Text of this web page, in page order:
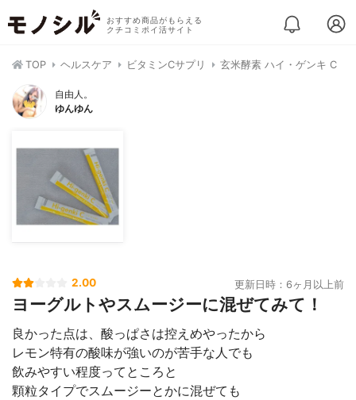
おすすめ商品がもらえる
クチコミポイ活サイト
TOP ヘルスケア ビタミンCサプリ 玄米酵素 ハイ・ゲンキ C
自由人。
ゆんゆん
2.00 更新日時：6ヶ月以上前
ヨーグルトやスムージーに混ぜてみて！
良かった点は、酸っぱさは控えめやったから
レモン特有の酸味が強いのが苦手な人でも
飲みやすい程度ってところと
顆粒タイプでスムージーとかに混ぜても